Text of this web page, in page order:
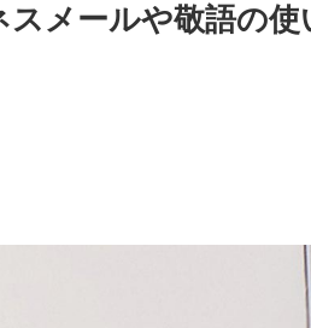
スメールや敬語の使